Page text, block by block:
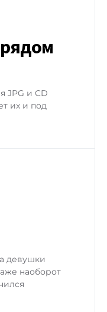
JPG и CD
их и под
девушки
наоборот